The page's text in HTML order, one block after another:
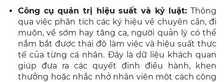
Công cụ quản trị hiệu suất và kỷ luật: Thông
qua việc phân tích các ký hiệu về chuyên cần, đi
muộn, về sớm hay tăng ca, người quản lý có thể
nắm bắt được thái độ làm việc và hiệu suất thực
tế của từng cá nhân. Đây là dữ liệu khách quan
giúp đưa ra các quyết định điều hành, khen
thưởng hoặc nhắc nhở nhân viên một cách công